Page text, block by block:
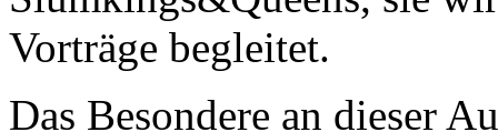
Vorträge begleitet.
Das Besondere an dieser